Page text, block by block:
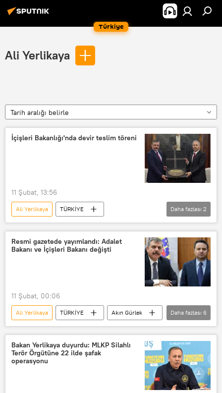
Türkiye
Ali Yerlikaya
Tarih aralığı belirle
İçişleri Bakanlığı'nda devir teslim töreni
11 Şubat, 13:56
Ali Yerlikaya
TÜRKİYE
İçişleri Bakanlığı
Mustafa Çiftçi
Daha fazlası 2
Resmi gazetede yayımlandı: Adalet
Bakanı ve İçişleri Bakanı değişti
11 Şubat, 00:06
Ali Yerlikaya TÜRKİYE
Akın Gürlek
Mustafa Çiftçi
Türkiye
Yılmaz Tunç
Türkiye Cumhuriyeti
İçişleri Bakanlığı
TBMM
Daha fazlası 6
Bakan Yerlikaya duyurdu: MLKP Silahlı
Terör Örgütüne 22 ilde şafak
operasyonu